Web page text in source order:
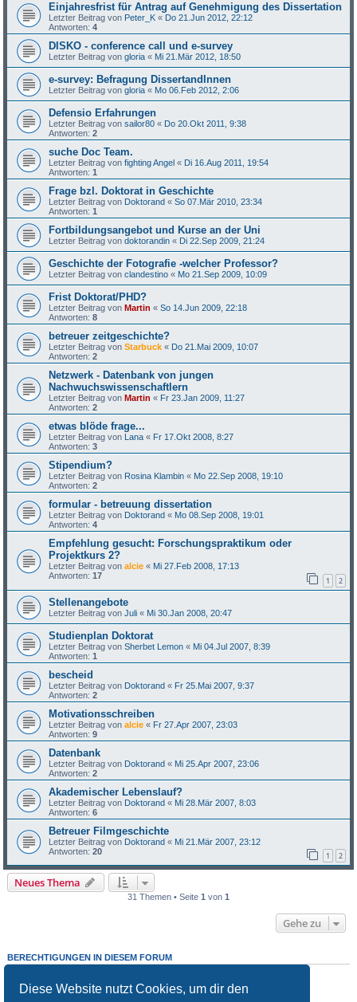
Diese Website nutzt Cookies, um dir den
Einjahresfrist für Antrag auf Genehmigung des Dissertation
Letzter Beitrag von Peter_K « Do 21.Jun 2012, 22:12
Antworten:4
DISKO - conference call und e-survey
Letzter Beitrag vongloria « Mi 21.Mär 2012, 18:50
e-survey: Befragung DissertandInnen
Letzter Beitrag vongloria « Mo 06.Feb 2012, 2:06
Defensio Erfahrungen
Letzter Beitrag vonsailor80 « Do 20.Okt 2011, 9:38
Antworten:2
suche Doc Team.
Letzter Beitrag vonfighting Angel « Di 16.Aug 2011, 19:54
Antworten:1
Frage bzl. Doktorat in Geschichte
Letzter Beitrag von Doktorand «So 07.Mär 2010, 23:34
Antworten:1
Fortbildungsangebot und Kurse an der Uni
Letzter Beitrag vondoktorandin « Di 22.Sep 2009, 21:24
Geschichte der Fotografie -welcher Professor?
Letzter Beitrag vonclandestino « Mo 21.Sep 2009, 10:09
Frist Doktorat/PHD?
Letzter Beitrag vonMartin «So 14.Jun 2009, 22:18
Antworten:8
betreuer zeitgeschichte?
Letzter Beitrag vonStarbuck « Do 21.Mai 2009, 10:07
Antworten:2
Netzwerk - Datenbank von jungen
Nachwuchswissenschaftlern
Letzter Beitrag vonMartin « Fr 23.Jan 2009, 11:27
Antworten:2
etwas blöde frage...
Letzter Beitrag von Lana « Fr 17.Okt 2008, 8:27
Antworten:3
Stipendium?
Letzter Beitrag von Rosina Klambin « Mo 22.Sep 2008, 19:10
Antworten:2
formular - betreuung dissertation
Letzter Beitrag von Doktorand « Mo 08.Sep 2008, 19:01
Antworten:4
Empfehlung gesucht: Forschungspraktikum oder
Projektkurs 2?
Letzter Beitrag vonalcie « Mi 27.Feb 2008, 17:13
Antworten:17 1 2
Stellenangebote
Letzter Beitrag vonJuli « Mi 30.Jan 2008, 20:47
Studienplan Doktorat
Letzter Beitrag vonSherbet Lemon « Mi 04.Jul 2007, 8:39
Antworten:1
bescheid
Letzter Beitrag von Doktorand « Fr 25.Mai 2007, 9:37
Antworten:2
Motivationsschreiben
Letzter Beitrag vonalcie « Fr 27.Apr 2007, 23:03
Antworten:9
Datenbank
Letzter Beitrag von Doktorand « Mi 25.Apr 2007, 23:06
Antworten:2
Akademischer Lebenslauf?
Letzter Beitrag von Doktorand « Mi 28.Mär 2007, 8:03
Antworten:6
Betreuer Filmgeschichte
Letzter Beitrag von Doktorand « Mi 21.Mär 2007, 23:12
Antworten:20 1 2
Neues Thema
31 Themen • Seite 1 von 1
Gehe zu
BERECHTIGUNGEN IN DIESEM FORUM
Du darfst
keine Antworten zu Themen in diesem Forum erstellen.
Du darfst deine Beiträge in diesem Forumnichtändern.